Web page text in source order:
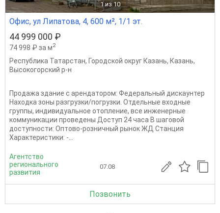
1 из 10
Офис, ул Липатова, 4, 600 м², 1/1 эт.
44 999 000 ₽
74 998 ₽ за м2
Республика Татарстан, Городской округ Казань, Казань,
Высокогорский р-н
Продажа здание с арендатором: Федеральный дискаунтер
Находка зоны разгрузки/погрузки. Отдельные входные
группы, индивидуальное отопление, все инженерные
коммуникации проведены Доступ 24 часа В шаговой
доступности: Оптово-розничный рынок ЖД Станция
Характеристики: -...
Агентство
регионального
развития
07.08
Позвонить